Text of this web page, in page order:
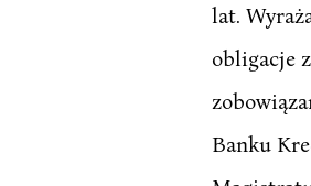
lat.
obligacje
Banku